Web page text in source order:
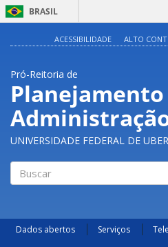
BRASIL
ACESSIBILIDADE ALTO
Pró-Reitoria de
Planejamento
UNIVERSIDADE FEDERAL DE
Dados abertos Serviços